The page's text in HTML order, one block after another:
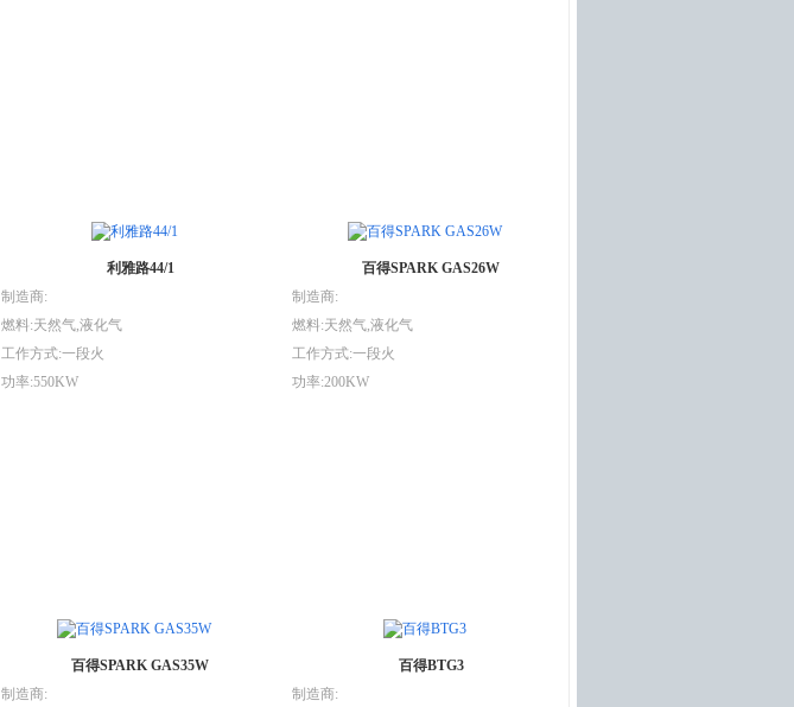
利雅路44/1
制造商:
燃料:天然气,液化气
工作方式:一段火
功率:550KW
百得SPARK GAS26W
制造商:
燃料:天然气,液化气
工作方式:一段火
功率:200KW
百得SPARK GAS35W
制造商:
百得BTG3
制造商: